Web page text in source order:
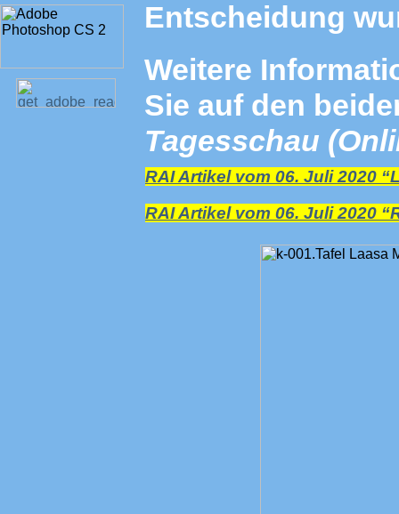
Entscheidung
Weitere
Sie auf den
Tagesschau
RAI Artikel vom 06. Juli 2020
RAI Artikel vom 06. Juli 2020